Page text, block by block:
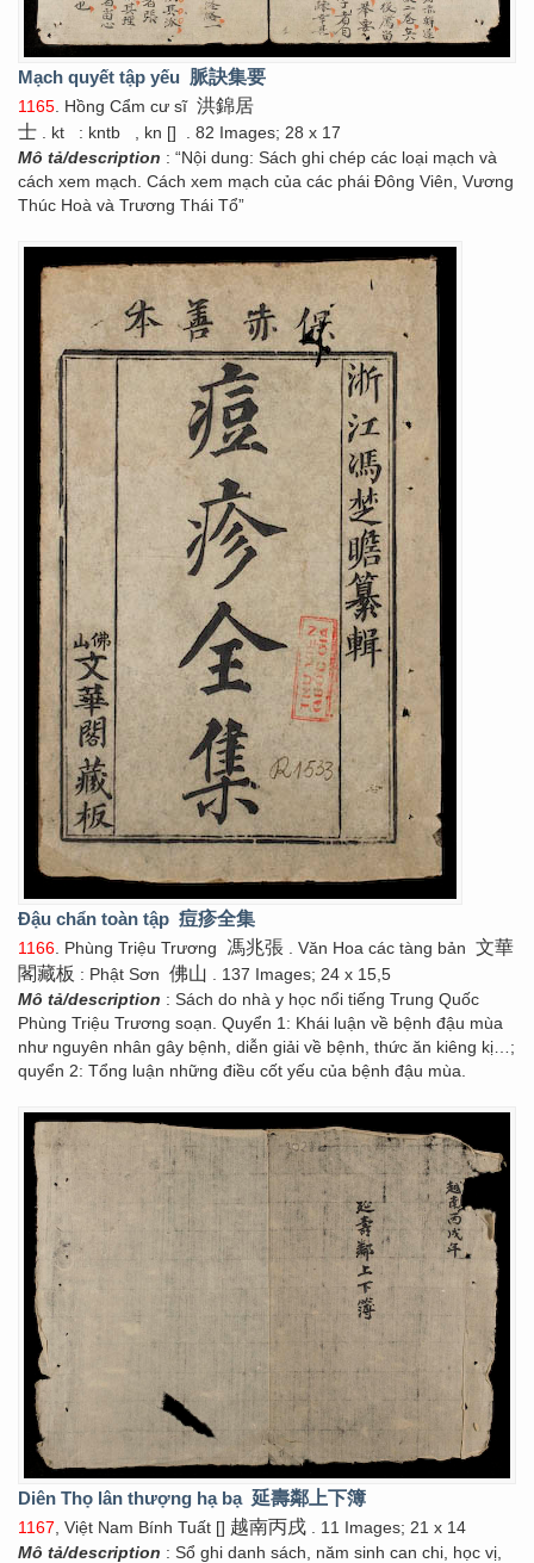
Mạch quyết tập yếu 脈訣集要
1165 . Hồng Cẩm cư sĩ 洪錦居
士 . kt : kntb , kn []
. 82 Images; 28 x 17
Mô tả/description : “Nội dung: Sách ghi chép các loại mạch và
cách xem mạch. Cách xem mạch của các phái Đông Viên, Vương
Thúc Hoà và Trương Thái Tổ”
Đậu chẩn toàn tập 痘疹全集
1166 . Phùng Triệu Trương 馮兆張 . Văn Hoa các tàng bản 文華
閣藏板 : Phật Sơn 佛山 . 137 Images; 24 x 15,5
Mô tả/description : Sách do nhà y học nổi tiếng Trung Quốc
Phùng Triệu Trương soạn. Quyển 1: Khái luận về bệnh đậu mùa
như nguyên nhân gây bệnh, diễn giải về bệnh, thức ăn kiêng kị…;
quyển 2: Tổng luận những điều cốt yếu của bệnh đậu mùa.
Diên Thọ lân thượng hạ bạ 延壽鄰上下簿
1167 , Việt Nam Bính Tuất [] 越南丙戌 . 11 Images; 21 x 14
Mô tả/description : Sổ ghi danh sách, năm sinh can chi, học vị,